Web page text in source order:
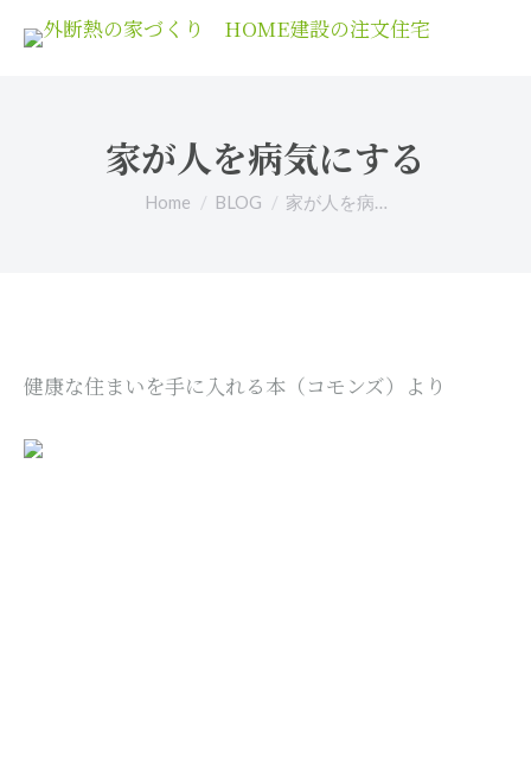
家が人を病気にする
You are here:
Home BLOG 家が人を病…
健康な住まいを手に入れる本（コモンズ）より